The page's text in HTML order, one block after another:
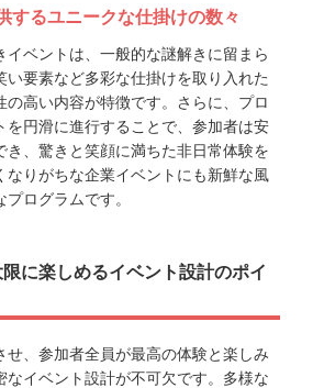
するユニークな仕掛けの数々
イベントは、一般的な謎解きに留まら
い要素など多彩な仕掛けを取り入れた
の高い内容が特徴です。さらに、プロ
を円滑に進行することで、参加者は安
き、驚きと笑顔に満ちた非日常体験を
なりがちな企業イベントにも新鮮な風
ログラムです。
に楽しめるイベント設計のポイ
せ、参加者全員が最高の体験と楽しみ
なイベント設計が不可欠です。多様な